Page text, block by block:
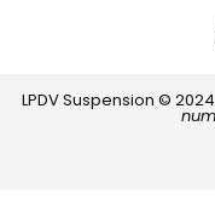
LPDV Suspension ©